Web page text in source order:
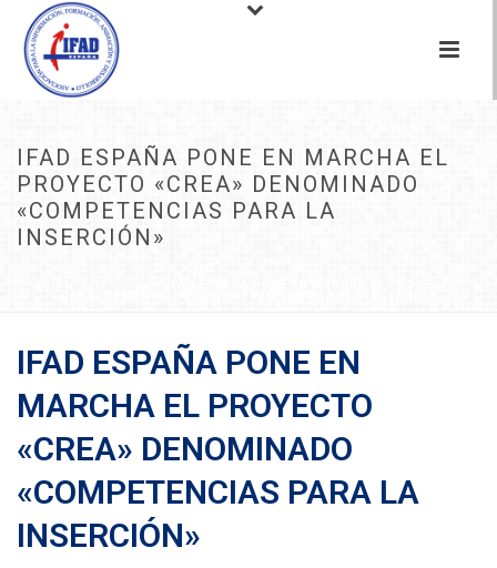
IFAD ESPAÑA PONE EN MARCHA EL
PROYECTO «CREA» DENOMINADO
«COMPETENCIAS PARA LA
INSERCIÓN»
IFAD ESPAÑA PONE EN
MARCHA EL PROYECTO
«CREA» DENOMINADO
«COMPETENCIAS PARA LA
INSERCIÓN»